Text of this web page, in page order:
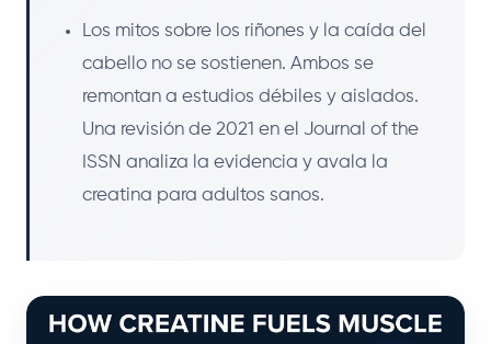
Los mitos sobre los riñones y la caída del
cabello no se sostienen. Ambos se
remontan a estudios débiles y aislados.
Una revisión de 2021 en el Journal of the
ISSN analiza la evidencia y avala la
creatina para adultos sanos.